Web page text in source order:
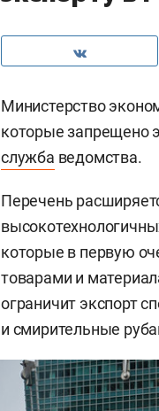
Министерство
которые запрещено
служба ведомства.
Перечень
которые в первую
товарами и
ограничит экспорт
и смирительные